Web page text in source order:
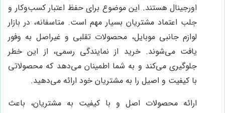
اورجینال هستند. این موضوع برای حفظ اعتبار کسب‌وکار و
جلب اعتماد مشتریان بسیار مهم است. متاسفانه، در بازار
لوازم جانبی موبایل، محصولات تقلبی و غیراصل به وفور
یافت می‌شوند. خرید از نمایندگی رسمی، از این خطر
جلوگیری می‌کند و به شما اطمینان می‌دهد که محصولاتی
با کیفیت و اصیل را به مشتریان خود ارائه می‌دهید.
ارائه محصولات اصل و با کیفیت به مشتریان، باعث